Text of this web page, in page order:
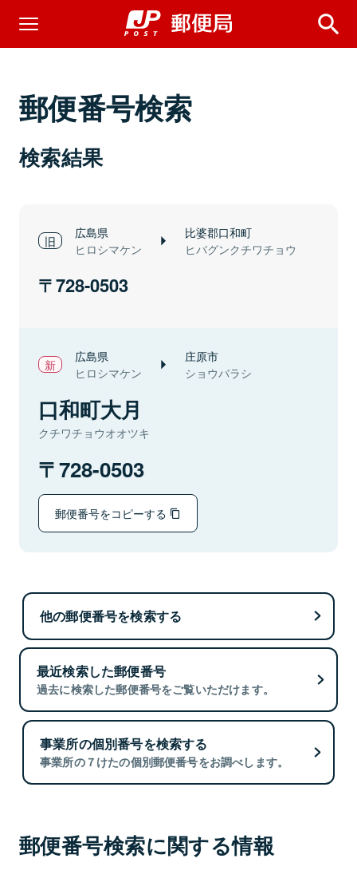
郵便番号検索
検索結果
広島県
ヒロシマケン
比婆郡口和町
ヒバグンクチワチョウ
728-0503
広島県
ヒロシマケン
庄原市
ショウバラシ
口和町大月
クチワチョウオオツキ
728-0503
郵便番号をコピーする
他の郵便番号を検索する
最近検索した郵便番号
過去に検索した郵便番号をご覧いただけます。
事業所の個別番号を検索する
事業所の７けたの個別郵便番号をお調べします。
郵便番号検索に関する情報